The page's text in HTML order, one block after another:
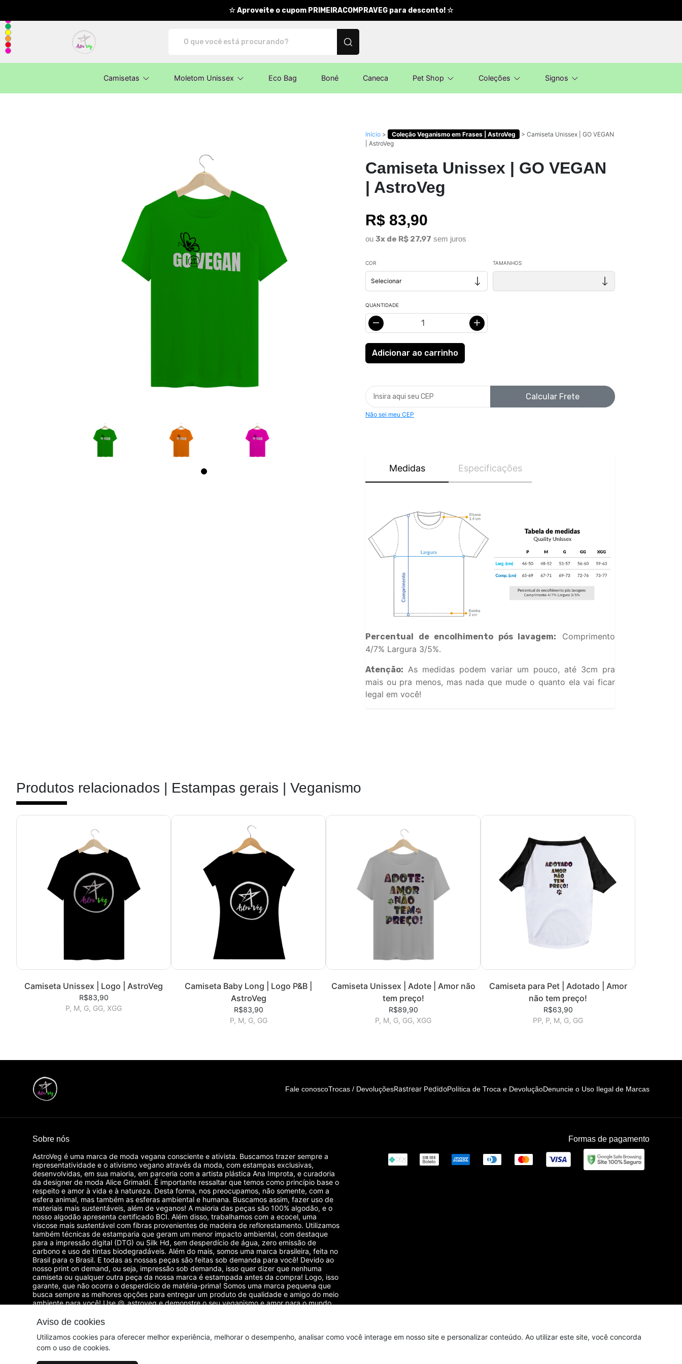
☆ Aproveite o cupom PRIMEIRACOMPRAVEG para desconto! ☆
Camisetas Moletom Unissex Eco Bag Boné Caneca Pet Shop Coleções Signos
Início > Coleção Veganismo em Frases | AstroVeg > Camiseta Unissex | GO VEGAN
| AstroVeg
Camiseta Unissex | GO VEGAN
| AstroVeg
R$ 83,90
ou 3x de R$ 27,97 sem juros
COR TAMANHOS
QUANTIDADE
Calcular Frete
Não sei meu CEP
Medidas Especificações
Percentual de encolhimento pós lavagem:
Comprimento
4/7% Largura 3/5%.
Atenção: As medidas podem variar um pouco, até 3cm pra
mais ou pra menos, mas nada que mude o quanto ela vai ficar
legal em você!
Produtos relacionados | Estampas gerais | Veganismo
Camiseta Unissex | Logo | AstroVeg
R$83,90
P, M, G, GG, XGG
Camiseta Baby Long | Logo P&B |
AstroVeg
R$83,90
P, M, G, GG
Camiseta Unissex | Adote | Amor não
tem preço!
R$89,90
P, M, G, GG, XGG
Camiseta para Pet | Adotado | Amor
não tem preço!
R$63,90
PP, P, M, G, GG
Aviso de cookies
Utilizamos cookies para oferecer melhor experiência, melhorar o desempenho, analisar como você interage em nosso site e personalizar conteúdo. Ao utilizar este site, você concorda
com o uso de cookies.
Fale conoscoTrocas / DevoluçõesRastrear PedidoPolítica de Troca e DevoluçãoDenuncie o Uso Ilegal de Marcas
Sobre nós
AstroVeg é uma marca de moda vegana consciente e ativista. Buscamos trazer sempre a
representatividade e o ativismo vegano através da moda, com estampas exclusivas,
desenvolvidas, em sua maioria, em parceria com a artista plástica Ana Improta, e curadoria
da designer de moda Alice Grimaldi. É importante ressaltar que temos como princípio base o
respeito e amor à vida e à natureza. Desta forma, nos preocupamos, não somente, com a
esfera animal, mas também as esferas ambiental e humana. Buscamos assim, fazer uso de
materiais mais sustentáveis, além de veganos! A maioria das peças são 100% algodão, e o
nosso algodão apresenta certificado BCI. Além disso, trabalhamos com a ecocel, uma
viscose mais sustentável com fibras provenientes de madeira de reflorestamento. Utilizamos
também técnicas de estamparia que geram um menor impacto ambiental, com destaque
para a impressão digital (DTG) ou Silk Hd, sem desperdício de água, zero emissão de
carbono e uso de tintas biodegradáveis. Além do mais, somos uma marca brasileira, feita no
Brasil para o Brasil. E todas as nossas peças são feitas sob demanda para você! Devido ao
nosso print on demand, ou seja, impressão sob demanda, isso quer dizer que nenhuma
camiseta ou qualquer outra peça da nossa marca é estampada antes da compra! Logo, isso
garante, que não ocorra o desperdício de matéria-prima! Somos uma marca pequena que
busca sempre as melhores opções para entregar um produto de qualidade e amigo do meio
ambiente para você! Use @_astroveg e demonstre o seu veganismo e amor para o mundo
Formas de pagamento